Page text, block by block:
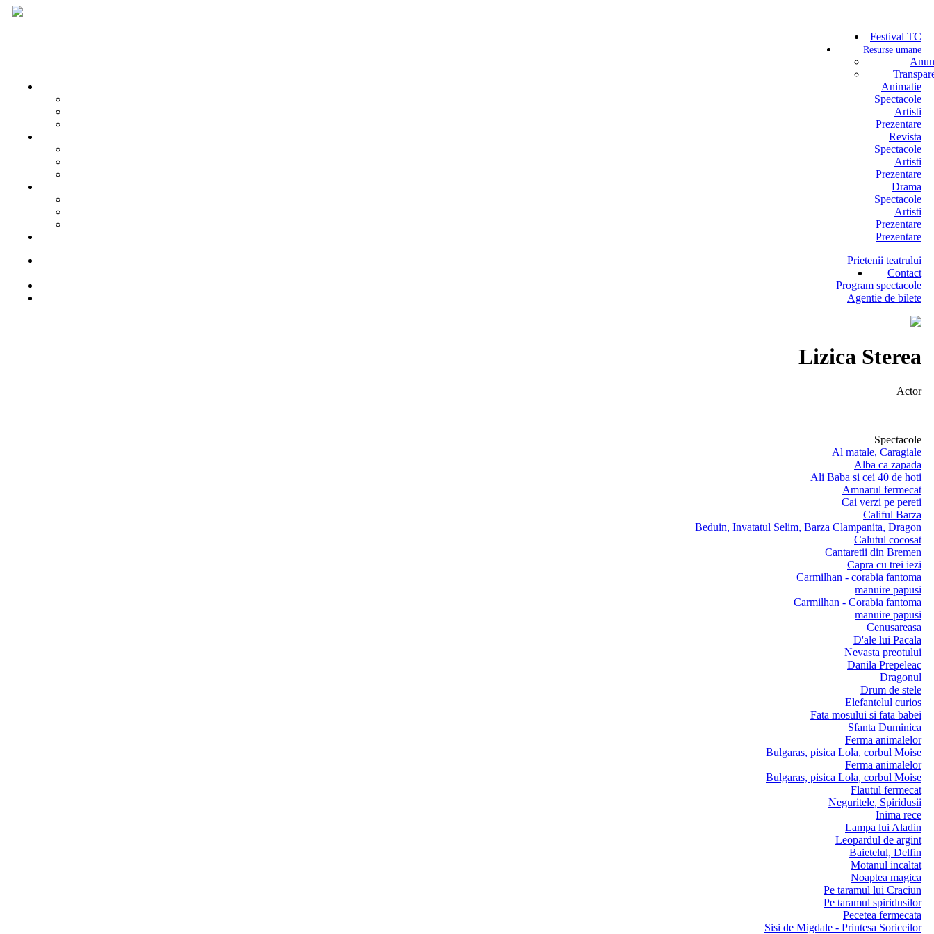
Festival TC
Resurse umane
Animatie
Spectacole
Artisti
Prezentare
Revista
Spectacole
Artisti
Prezentare
Drama
Spectacole
Artisti
Prezentare
Prezentare
Prietenii teatrului
Contact
Program spectacole
Agentie de bilete
Lizica Sterea
Actor
Spectacole
Al matale, Caragiale
Alba ca zapada
Ali Baba si cei 40 de hoti
Amnarul fermecat
Cai verzi pe pereti
Califul Barza
Beduin, Invatatul Selim, Barza Clampanita, Dragon
Calutul cocosat
Cantaretii din Bremen
Capra cu trei iezi
Carmilhan - corabia fantoma
manuire papusi
Carmilhan - Corabia fantoma
manuire papusi
Cenusareasa
D'ale lui Pacala
Nevasta preotului
Danila Prepeleac
Dragonul
Drum de stele
Elefantelul curios
Fata mosului si fata babei
Sfanta Duminica
Ferma animalelor
Bulgaras, pisica Lola, corbul Moise
Ferma animalelor
Bulgaras, pisica Lola, corbul Moise
Flautul fermecat
Neguritele, Spiridusii
Inima rece
Lampa lui Aladin
Leopardul de argint
Baietelul, Delfin
Motanul incaltat
Noaptea magica
Pe taramul lui Craciun
Pe taramul spiridusilor
Pecetea fermecata
Sisi de Migdale - Printesa Soriceilor